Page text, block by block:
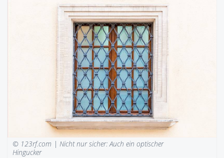
© 123rf.com |Nicht nur sicher: Auch ein optischer
Hingucker